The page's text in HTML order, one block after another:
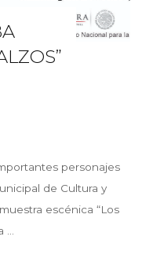
personajes
de Cultura y
escénica “Los